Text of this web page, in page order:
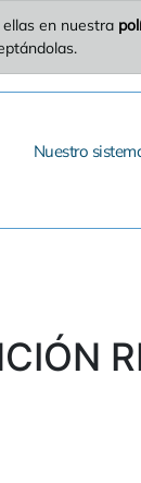
en nuestra
Nuestro